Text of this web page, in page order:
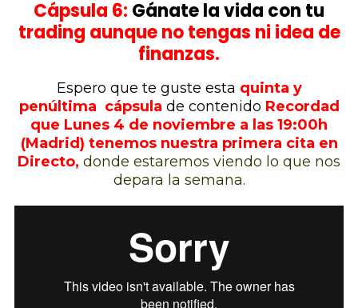
Cápsula 6: Gánate la vida con tu
trading aunque no tengas ni idea de
finanzas.
Espero que te guste esta quinta y
penúltima cápsula de contenido Recordad
que Lunes 4 de noviembre a las 19:00h
(Madrid) tenemos nuestra primera cita en
Directo, donde estaremos viendo lo que nos
depara la semana.